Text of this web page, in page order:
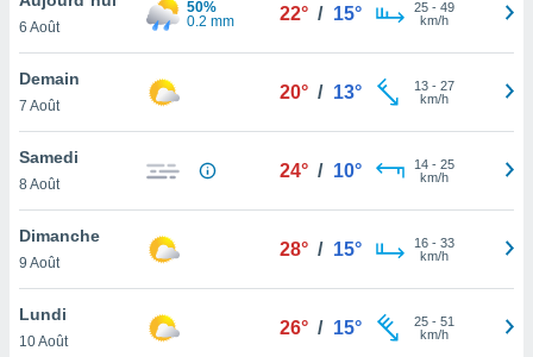
et
»,
au
vous
qu'ils
ou
le
6 Août
50%
0.2 mm
22° / 15° 25- 49
km/h
Demain
7 Août
20° / 13° 13- 27
km/h
Samedi
8 Août
24° / 10° 14- 25
km/h
Dimanche
9 Août
28° / 15° 16- 33
km/h
Lundi
10 Août
26° / 15° 25- 51
km/h